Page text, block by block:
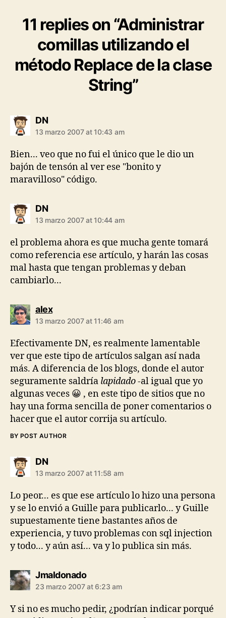
11 replies on “Administrar
comillas utilizando el
método Replace de la clase
String”
DNsays:
13 marzo 2007 at 10:43 am
Bien... veo que no fui el único que le dio un
bajón de tensón al ver ese "bonito y
maravilloso" código.
DNsays:
13 marzo 2007 at 10:44 am
el problema ahora es que mucha gente tomará
como referencia ese artículo, y harán las cosas
mal hasta que tengan problemas y deban
cambiarlo...
alexsays:
13 marzo 2007 at 11:46 am
Efectivamente DN, es realmente lamentable
ver que este tipo de artículos salgan así nada
más. A diferencia de los blogs, donde el autor
seguramente saldría lapidado-al igual que yo
algunas veces 😀 , en este tipo de sitios que no
hay una forma sencilla de poner comentarios o
hacer que el autor corrija su artículo.
BY POST AUTHOR
DNsays:
13 marzo 2007 at 11:58 am
Lo peor... es que ese artículo lo hizo una persona
y se lo envió a Guille para publicarlo... y Guille
supuestamente tiene bastantes años de
experiencia, y tuvo problemas con sql injection
y todo... y aún así... va y lo publica sin más.
Jmaldonadosays:
23 marzo 2007 at 6:23 am
Y si no es mucho pedir, ¿podrían indicar porqué